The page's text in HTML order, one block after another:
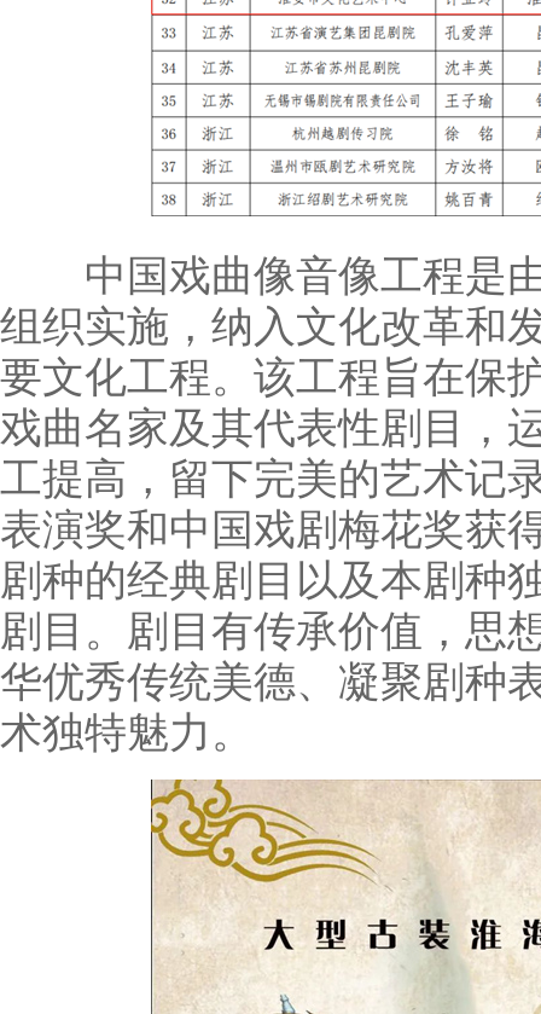
中国戏曲像音像工程是由
组织实施，纳入文化改革和
要文化工程。该工程旨在保
戏曲名家及其代表性剧目，
工提高，留下完美的艺术记
表演奖和中国戏剧梅花奖获
剧种的经典剧目以及本剧种
剧目。剧目有传承价值，思
华优秀传统美德、凝聚剧种
术独特魅力。